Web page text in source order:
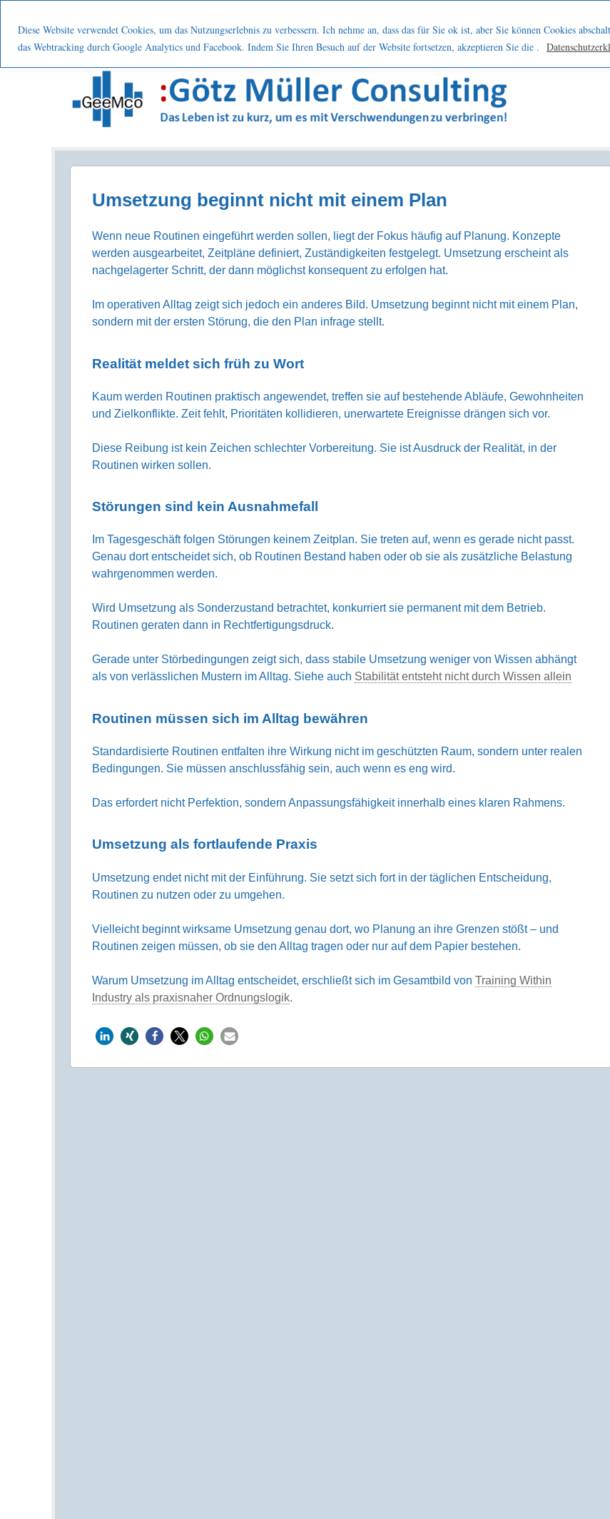
Diese Website verwendet Cookies, um das Nutzungserlebnis zu verbessern. Ich nehme an, dass das für Sie ok ist, aber Sie können Cookies
das Webtracking durch Google Analytics und Facebook. Indem Sie Ihren Besuch auf der Website fortsetzen, akzeptieren Sie die .
Menu
Start
Leistung Nutzen Über mich Netzwerk Kontakt Blog
Podcast
Prozesse . Systematisch . Kontinuierlich . Verbessern
Umsetzung beginnt nicht mit einem Plan
Wenn neue Routinen eingeführt werden sollen, liegt der Fokus häufig auf Planung. Konzepte
werden ausgearbeitet, Zeitpläne definiert, Zuständigkeiten festgelegt. Umsetzung erscheint als
nachgelagerter Schritt, der dann möglichst konsequent zu erfolgen hat.
Im operativen Alltag zeigt sich jedoch ein anderes Bild. Umsetzung beginnt nicht mit einem Plan,
sondern mit der ersten Störung, die den Plan infrage stellt.
Realität meldet sich früh zu Wort
Kaum werden Routinen praktisch angewendet, treffen sie auf bestehende Abläufe, Gewohnheiten
und Zielkonflikte. Zeit fehlt, Prioritäten kollidieren, unerwartete Ereignisse drängen sich vor.
Diese Reibung ist kein Zeichen schlechter Vorbereitung. Sie ist Ausdruck der Realität, in der
Routinen wirken sollen.
Störungen sind kein Ausnahmefall
Im Tagesgeschäft folgen Störungen keinem Zeitplan. Sie treten auf, wenn es gerade nicht passt.
Genau dort entscheidet sich, ob Routinen Bestand haben oder ob sie als zusätzliche Belastung
wahrgenommen werden.
Wird Umsetzung als Sonderzustand betrachtet, konkurriert sie permanent mit dem Betrieb.
Routinen geraten dann in Rechtfertigungsdruck.
Gerade unter Störbedingungen zeigt sich, dass stabile Umsetzung weniger von Wissen abhängt
als von verlässlichen Mustern im Alltag. Siehe auch Stabilität entsteht nicht durch Wissen allein
Routinen müssen sich im Alltag bewähren
Standardisierte Routinen entfalten ihre Wirkung nicht im geschützten Raum, sondern unter realen
Bedingungen. Sie müssen anschlussfähig sein, auch wenn es eng wird.
Das erfordert nicht Perfektion, sondern Anpassungsfähigkeit innerhalb eines klaren Rahmens.
Umsetzung als fortlaufende Praxis
Umsetzung endet nicht mit der Einführung. Sie setzt sich fort in der täglichen Entscheidung,
Routinen zu nutzen oder zu umgehen.
Vielleicht beginnt wirksame Umsetzung genau dort, wo Planung an ihre Grenzen stößt – und
Routinen zeigen müssen, ob sie den Alltag tragen oder nur auf dem Papier bestehen.
Warum Umsetzung im Alltag entscheidet, erschließt sich im Gesamtbild von Training Within
Industry als praxisnaher Ordnungslogik.